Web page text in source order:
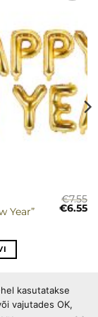
Year”
€7.55
Algne
€6.55
kasutatakse
vajutades OK,